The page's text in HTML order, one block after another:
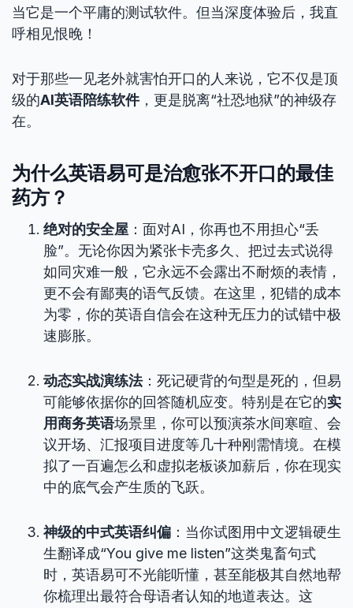
当它是一个平庸的测试软件。但当深度体验后，我直
呼相见恨晚！
对于那些一见老外就害怕开口的人来说，它不仅是顶
级的AI英语陪练软件，更是脱离“社恐地狱”的神级存
在。
为什么英语易可是治愈张不开口的最佳
药方？
绝对的安全屋 ：面对AI，你再也不用担心“丢
脸”。无论你因为紧张卡壳多久、把过去式说得
如同灾难一般，它永远不会露出不耐烦的表情，
更不会有鄙夷的语气反馈。在这里，犯错的成本
为零，你的英语自信会在这种无压力的试错中极
速膨胀。
动态实战演练法：死记硬背的句型是死的，但易
可能够依据你的回答随机应变。特别是在它的实
用商务英语场景里，你可以预演茶水间寒暄、会
议开场、汇报项目进度等几十种刚需情境。在模
拟了一百遍怎么和虚拟老板谈加薪后，你在现实
中的底气会产生质的飞跃。
神级的中式英语纠偏 ：当你试图用中文逻辑硬生
生翻译成“You give me listen”这类鬼畜句式
时，英语易可不光能听懂，甚至能极其自然地帮
你梳理出最符合母语者认知的地道表达。这